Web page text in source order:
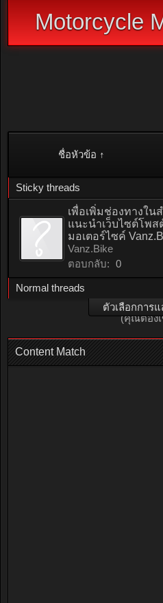
Motorcycle
ชื่อหัวข้อ ↑
Sticky threads
เพื่อเพิ่มช่องทางใ
แนะนำเว็บไซต์โพส
มอเตอร์ไซค์
Vanz.Bike
ตอบกลับ: 0
Normal threads
ตัวเลือกการ
(คุณต้อง
Content Match